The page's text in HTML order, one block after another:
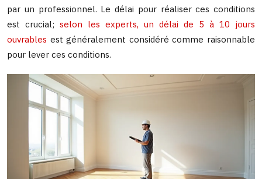
par un professionnel. Le délai pour réaliser ces conditions
est crucial; selon les experts, un délai de 5 à 10 jours
ouvrables est généralement considéré comme raisonnable
pour lever ces conditions.